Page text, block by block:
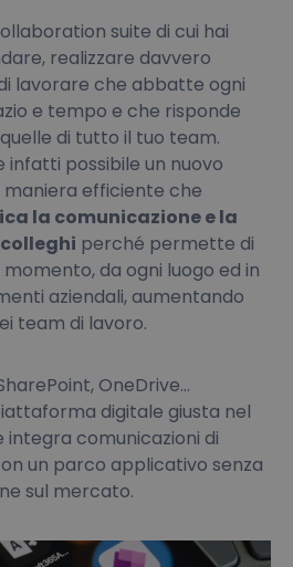
suite di cui hai
realizzare davvero
lavorare che abbatte ogni
e tempo e che risponde
di tutto il tuo team.
infatti possibile un nuovo
maniera efficiente che
la comunicazione e la
perché permette di
da ogni luogo ed in
aziendali, aumentando
team di lavoro.
OneDrive...
digitale giusta nel
comunicazioni di
un parco applicativo senza
sul mercato.